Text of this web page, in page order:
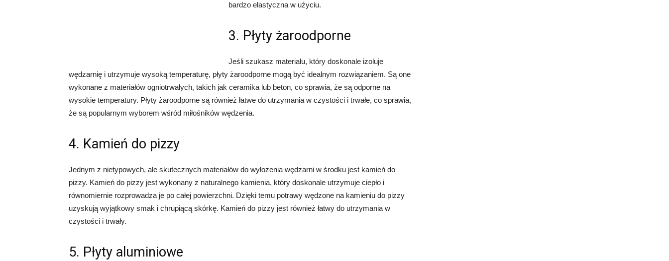
bardzo elastyczna w użyciu.
3. Płyty żaroodporne
Jeśli szukasz materiału, który doskonale izoluje
wędzarnię i utrzymuje wysoką temperaturę, płyty żaroodporne mogą być idealnym rozwiązaniem. Są one
wykonane z materiałów ogniotrwałych, takich jak ceramika lub beton, co sprawia, że są odporne na
wysokie temperatury. Płyty żaroodporne są również łatwe do utrzymania w czystości i trwałe, co sprawia,
że są popularnym wyborem wśród miłośników wędzenia.
4. Kamień do pizzy
Jednym z nietypowych, ale skutecznych materiałów do wyłożenia wędzarni w środku jest kamień do
pizzy. Kamień do pizzy jest wykonany z naturalnego kamienia, który doskonale utrzymuje ciepło i
równomiernie rozprowadza je po całej powierzchni. Dzięki temu potrawy wędzone na kamieniu do pizzy
uzyskują wyjątkowy smak i chrupiącą skórkę. Kamień do pizzy jest również łatwy do utrzymania w
czystości i trwały.
5. Płyty aluminiowe